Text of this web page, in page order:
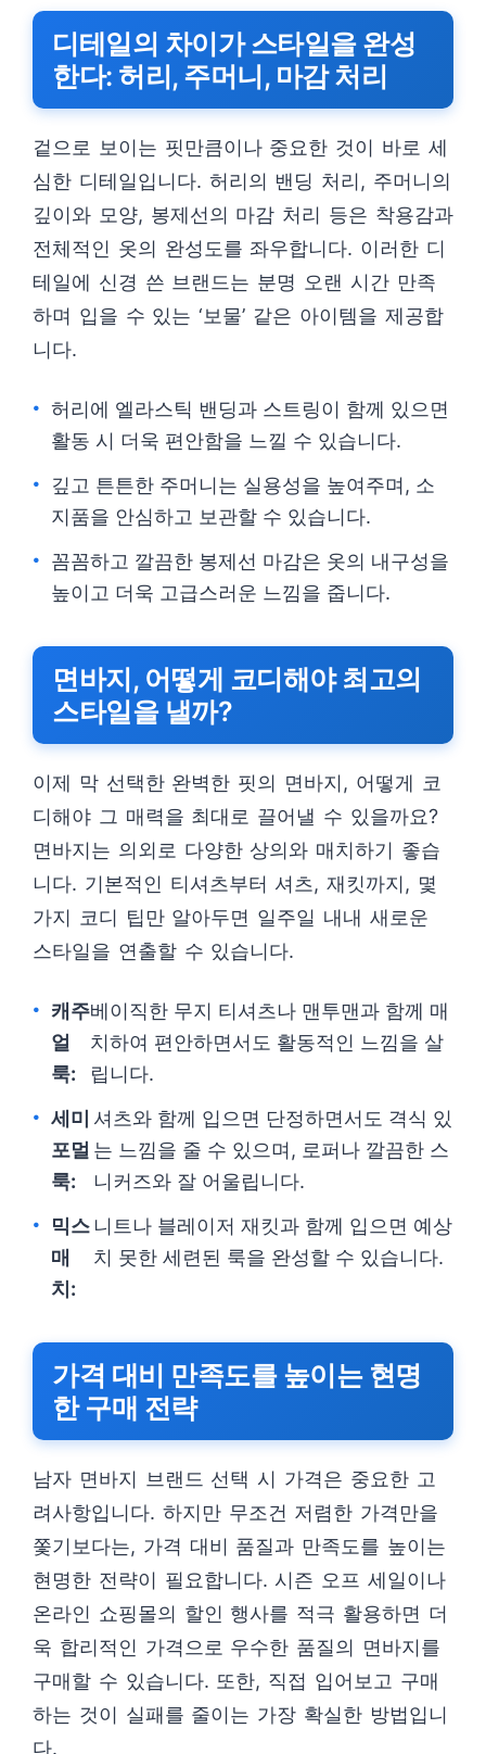
디테일의 차이가 스타일을 완성
한다: 허리, 주머니, 마감 처리
겉으로 보이는 핏만큼이나 중요한 것이 바로 세
심한 디테일입니다. 허리의 밴딩 처리, 주머니의
깊이와 모양, 봉제선의 마감 처리 등은 착용감과
전체적인 옷의 완성도를 좌우합니다. 이러한 디
테일에 신경 쓴 브랜드는 분명 오랜 시간 만족
하며 입을 수 있는 ‘보물’ 같은 아이템을 제공합
니다.
허리에 엘라스틱 밴딩과 스트링이 함께 있으면
활동 시 더욱 편안함을 느낄 수 있습니다.
깊고 튼튼한 주머니는 실용성을 높여주며, 소
지품을 안심하고 보관할 수 있습니다.
꼼꼼하고 깔끔한 봉제선 마감은 옷의 내구성을
높이고 더욱 고급스러운 느낌을 줍니다.
면바지, 어떻게 코디해야 최고의
스타일을 낼까?
이제 막 선택한 완벽한 핏의 면바지, 어떻게 코
디해야 그 매력을 최대로 끌어낼 수 있을까요?
면바지는 의외로 다양한 상의와 매치하기 좋습
니다. 기본적인 티셔츠부터 셔츠, 재킷까지, 몇
가지 코디 팁만 알아두면 일주일 내내 새로운
스타일을 연출할 수 있습니다.
캐주
얼
룩:
베이직한 무지 티셔츠나 맨투맨과 함께 매
치하여 편안하면서도 활동적인 느낌을 살
립니다.
세미
포멀
룩:
셔츠와 함께 입으면 단정하면서도 격식 있
는 느낌을 줄 수 있으며, 로퍼나 깔끔한 스
니커즈와 잘 어울립니다.
믹스
매
치:
니트나 블레이저 재킷과 함께 입으면 예상
치 못한 세련된 룩을 완성할 수 있습니다.
가격 대비 만족도를 높이는 현명
한 구매 전략
남자 면바지 브랜드 선택 시 가격은 중요한 고
려사항입니다. 하지만 무조건 저렴한 가격만을
쫓기보다는, 가격 대비 품질과 만족도를 높이는
현명한 전략이 필요합니다. 시즌 오프 세일이나
온라인 쇼핑몰의 할인 행사를 적극 활용하면 더
욱 합리적인 가격으로 우수한 품질의 면바지를
구매할 수 있습니다. 또한, 직접 입어보고 구매
하는 것이 실패를 줄이는 가장 확실한 방법입니
다.